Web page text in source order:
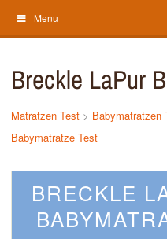
Menu
Breckle LaPur
Matratzen Test > Babymatratzen
Babymatratze Test
BRECKLE